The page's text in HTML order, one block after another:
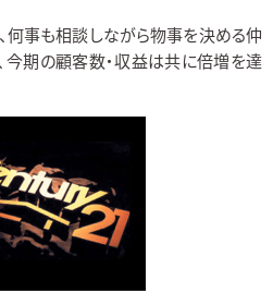
何事も相談しながら物事を決める仲
今期の顧客数・収益は共に倍増を達